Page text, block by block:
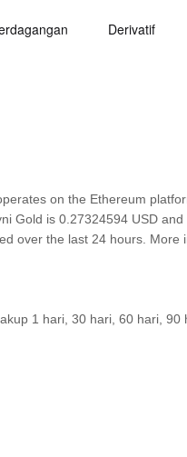
Derivatif
on the Ethereum
Gold is 0.27324594 USD
over the last 24 hours. More
1 hari, 30 hari, 60 hari, 90